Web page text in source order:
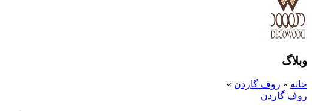
وبلاگ
خانه » روف گاردن »
روف گاردن